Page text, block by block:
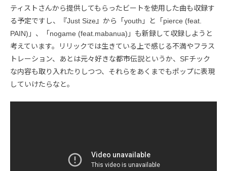
ティストさんから提供してもらったビートを使用した曲も収録す
る予定ですし、『Just Size』から「youth」と「pierce (feat.
PAIN)」、「nogame (feat.mabanua)」も新録して収録しようと
考えています。リリックでは生きている上で感じる不満やフラス
トレーション、あとは元々好きな都市伝説というか、SFチック
な内容も取り入れたりしつつ、それらをあくまでもポップに表現
していけたらなと。